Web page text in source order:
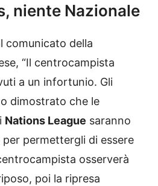
niente Nazionale
comunicato della
“Il centrocampista
a un infortunio. Gli
dimostrato che le
Nations League saranno
permettergli di essere
osserverà
poi la ripresa